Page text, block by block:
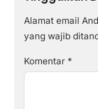
Alamat email
yang wajib
Komentar *